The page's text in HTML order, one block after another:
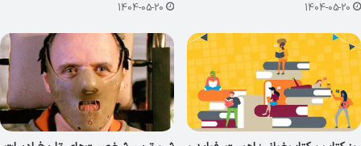
1404-05-20
1404-05-20